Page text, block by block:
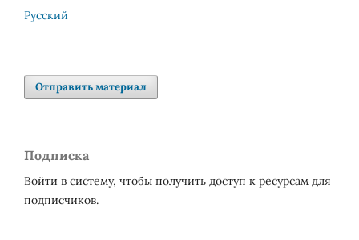
Русский
Отправить материал
Подписка
Войти в систему, чтобы получить доступ к ресурсам для
подписчиков.